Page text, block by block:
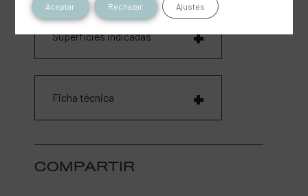
Superficies indicadas
Ficha técnica
COMPARTIR
Aceptar Rechazar Ajustes